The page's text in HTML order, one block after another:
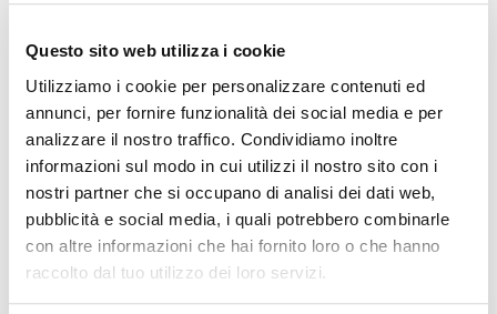
Questo sito web utilizza i cookie
Utilizziamo i cookie per personalizzare contenuti ed
annunci, per fornire funzionalità dei social media e per
analizzare il nostro traffico. Condividiamo inoltre
informazioni sul modo in cui utilizzi il nostro sito con i
nostri partner che si occupano di analisi dei dati web,
pubblicità e social media, i quali potrebbero combinarle
con altre informazioni che hai fornito loro o che hanno
raccolto dal tuo utilizzo dei loro servizi.
Specifiche tecniche
Maggiori
Informazioni
M2177632
moto
Casco Cross
Arancio opaco/grigio/nero
1
Miglior Prezzo